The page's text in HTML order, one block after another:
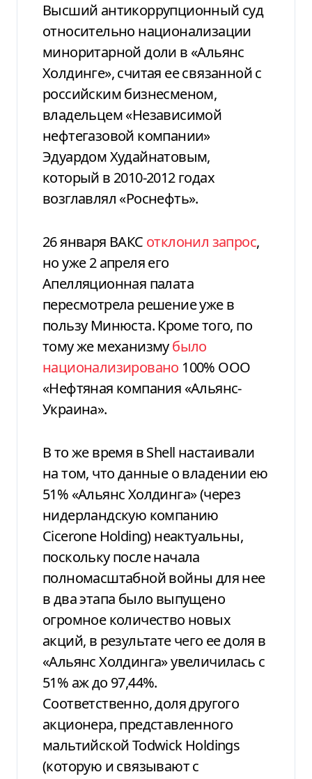
Высший антикоррупционный суд
относительно национализации
миноритарной доли в «Альянс
Холдинге», считая ее связанной с
российским бизнесменом,
владельцем «Независимой
нефтегазовой компании»
Эдуардом Худайнатовым,
который в 2010-2012 годах
возглавлял «Роснефть».
26 января ВАКС отклонил запрос,
но уже 2 апреля его
Апелляционная палата
пересмотрела решение уже в
пользу Минюста. Кроме того, по
тому же механизмубыло
национализировано 100% ООО
«Нефтяная компания «Альянс-
Украина».
В то же время в Shell настаивали
на том, что данные о владении ею
51% «Альянс Холдинга» (через
нидерландскую компанию
Cicerone Holding) неактуальны,
поскольку после начала
полномасштабной войны для нее
в два этапа было выпущено
огромное количество новых
акций, в результате чего ее доля в
«Альянс Холдинга» увеличилась с
51% аж до 97,44%.
Соответственно, доля другого
акционера, представленного
мальтийской Todwick Holdings
(которую и связывают с